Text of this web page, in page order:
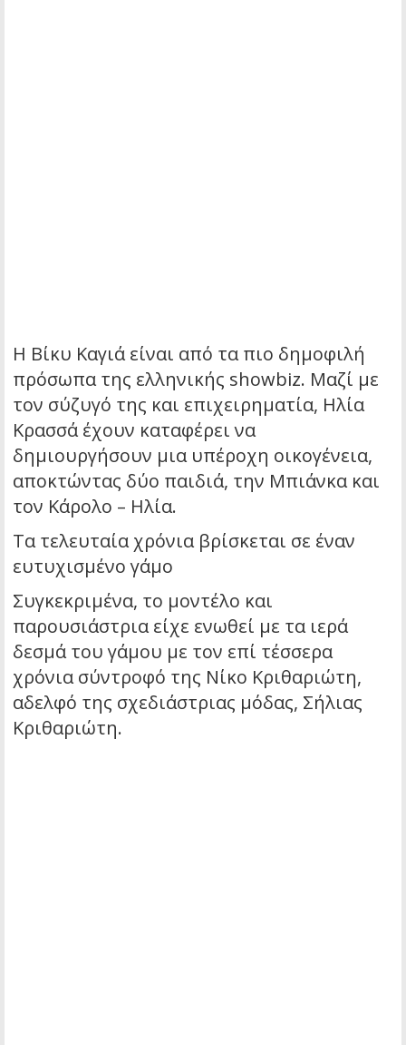
Η Βίκυ Καγιά είναι από τα πιο δημοφιλή
πρόσωπα της ελληνικής showbiz. Μαζί με
τον σύζυγό της και επιχειρηματία, Ηλία
Κρασσά έχουν καταφέρει να
δημιουργήσουν μια υπέροχη οικογένεια,
αποκτώντας δύο παιδιά, την Μπιάνκα και
τον Κάρολο – Ηλία.
Τα τελευταία χρόνια βρίσκεται σε έναν
ευτυχισμένο γάμο
Συγκεκριμένα, το μοντέλο και
παρουσιάστρια είχε ενωθεί με τα ιερά
δεσμά του γάμου με τον επί τέσσερα
χρόνια σύντροφό της Νίκο Κριθαριώτη,
αδελφό της σχεδιάστριας μόδας, Σήλιας
Κριθαριώτη.